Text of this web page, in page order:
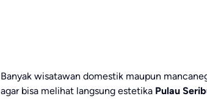
Banyak wisatawan domestik maupun
agar bisa melihat langsung estetika Pulau